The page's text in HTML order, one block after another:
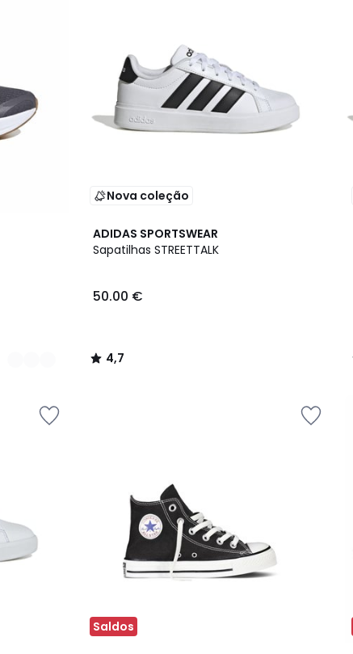
Nova coleção
ADIDAS SPORTSWEAR
Sapatilhas STREETTALK
50.00 €
4,7
/ 5
4,7
/
Saldos